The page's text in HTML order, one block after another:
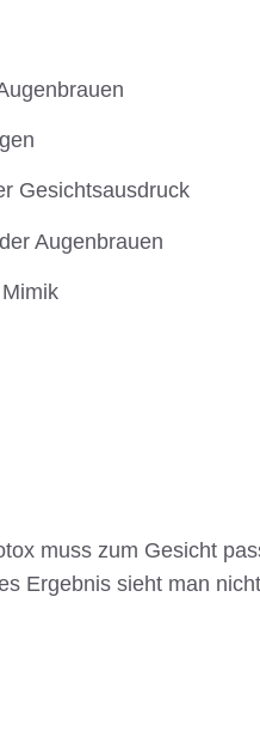
Gesichtsausdruck
Augenbrauen
muss zum Gesicht
Ergebnis sieht man